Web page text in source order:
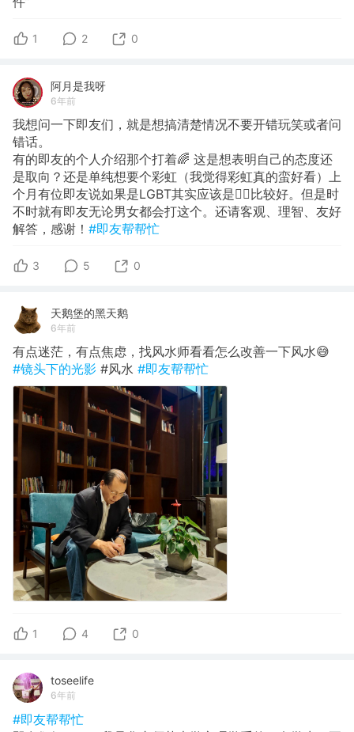
1 2 0
阿月是我呀
6年前
我想问一下即友们，就是想搞清楚情况不要开错玩笑或者问
错话。
有的即友的个人介绍那个打着🌈 这是想表明自己的态度还
是取向？还是单纯想要个彩虹（我觉得彩虹真的蛮好看）上
个月有位即友说如果是LGBT其实应该是🏳️‍🌈比较好。但是时
不时就有即友无论男女都会打这个。还请客观、理智、友好
解答，感谢！ #即友帮帮忙
3 5 0
天鹅堡的黑天鹅
6年前
有点迷茫，有点焦虑，找风水师看看怎么改善一下风水😅
#镜头下的光影 #风水 #即友帮帮忙
1 4 0
toseelife
6年前
#即友帮帮忙